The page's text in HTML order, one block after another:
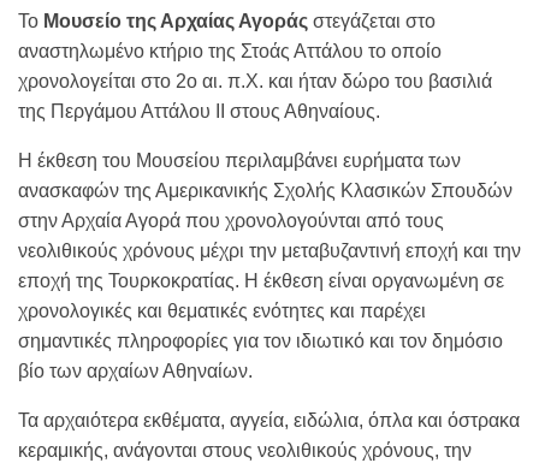
Το Μουσείο της Αρχαίας Αγοράς στεγάζεται στο
αναστηλωμένο κτήριο της Στοάς Αττάλου το οποίο
χρονολογείται στο 2ο αι. π.Χ. και ήταν δώρο του βασιλιά
της Περγάμου Αττάλου ΙΙ στους Αθηναίους.
Η έκθεση του Μουσείου περιλαμβάνει ευρήματα των
ανασκαφών της Αμερικανικής Σχολής Κλασικών Σπουδών
στην Αρχαία Αγορά που χρονολογούνται από τους
νεολιθικούς χρόνους μέχρι την μεταβυζαντινή εποχή και την
εποχή της Τουρκοκρατίας. Η έκθεση είναι οργανωμένη σε
χρονολογικές και θεματικές ενότητες και παρέχει
σημαντικές πληροφορίες για τον ιδιωτικό και τον δημόσιο
βίο των αρχαίων Αθηναίων.
Τα αρχαιότερα εκθέματα, αγγεία, ειδώλια, όπλα και όστρακα
κεραμικής, ανάγονται στους νεολιθικούς χρόνους, την